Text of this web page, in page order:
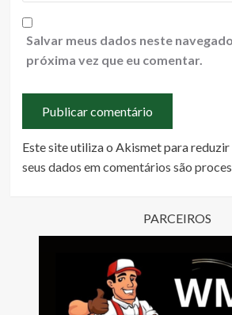
Salvar meus dados neste
próxima vez que eu comentar.
Este site utiliza o Akismet para reduzir
seus dados em comentários são
PARCEIROS